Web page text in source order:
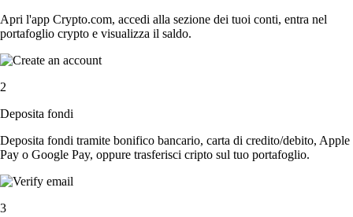
Apri l'app Crypto.com, accedi alla sezione dei tuoi conti, entra nel
portafoglio crypto e visualizza il saldo.
2
Deposita fondi
Deposita fondi tramite bonifico bancario, carta di credito/debito, Apple
Pay o Google Pay, oppure trasferisci cripto sul tuo portafoglio.
3